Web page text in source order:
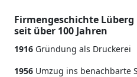
Firmengeschichte
seit über 100 Jahren
1916 Gründung als Druckerei
1956 Umzug ins benachbarte